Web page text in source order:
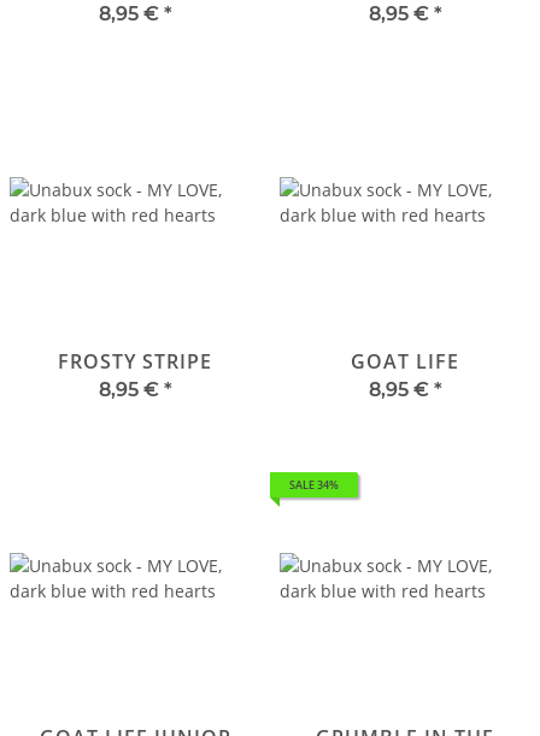
8,95 € * 8,95 € *
FROSTY STRIPE
8,95 € *
GOAT LIFE
8,95 € *
SALE 34%